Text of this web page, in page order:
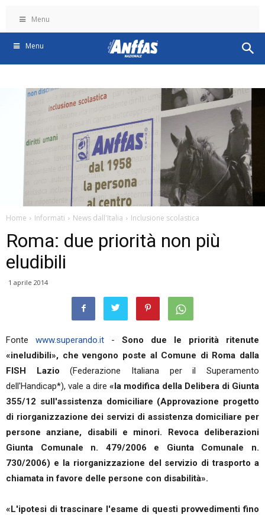
Menu
Menu
Home Informati News dall'Italia Inclusione scolastica
Roma: due priorità non più
eludibili
1 aprile 2014
Fonte www.superando.it - Sono due le priorità ritenute
«ineludibili», che vengono poste al Comune di Roma dalla
FISH Lazio (Federazione Italiana per il Superamento
dell'Handicap*), vale a dire «la modifica della Delibera di Giunta
355/12 sull'assistenza domiciliare (Approvazione progetto
di riorganizzazione dei servizi di assistenza domiciliare per
persone anziane, disabili e minori. Revoca deliberazioni
Giunta Comunale n. 479/2006 e Giunta Comunale n.
730/2006) e la riorganizzazione del servizio di trasporto a
chiamata in favore delle persone con disabilità».
«L'ipotesi di trascinare l'esame di questi provvedimenti fino